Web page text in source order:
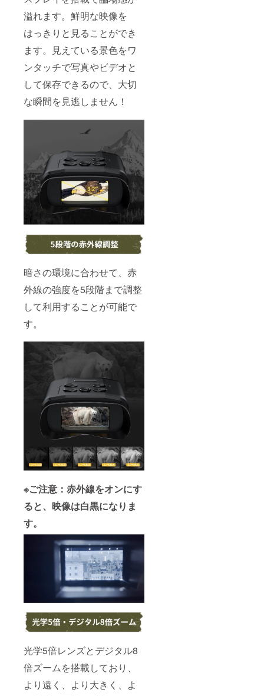
溢れます。鮮明な映像を
はっきりと見ることができ
ます。見えている景色をワ
ンタッチで写真やビデオと
して保存できるので、大切
な瞬間を見逃しません！
暗さの環境に合わせて、赤
外線の強度を5段階まで調整
して利用することが可能で
す。
※ご注意：赤外線をオンにす
ると、映像は白黒になりま
す。
光学5倍レンズとデジタル8
倍ズームを搭載しており、
より遠く、より大きく、よ